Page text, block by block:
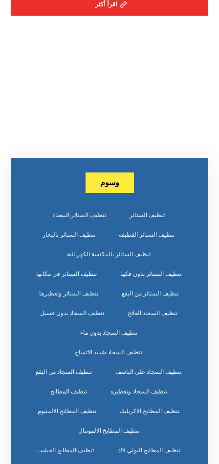
اقرأ أكثر
وسوم
تنظيف الستائر تنظيف الستائر البيضاء
تنظيف الستائر القطيفه تنظيف الستائر بالبخار
تنظيف الستائر بالمكنسة الكهربائية
تنظيف الستائر بدون فكها تنظيف الستائر في مكانها
تنظيف الستائر من البقع تنظيف الستائر وتعطيرها
تنظيف السجاد الفاتح تنظيف السجاد بدون غسيل
تنظيف السجاد بدون ماء
تنظيف السجاد شديد الاتساخ
تنظيف السجاد على الناشف تنظيف السجاد من البقع
تنظيف السجاد وتعطيره تنظيف المطابخ
تنظيف المطابخ الاكريليك تنظيف المطابخ الالمنيوم
تنظيف المطابخ الالمونتال
تنظيف المطابخ البولي لاك تنظيف المطابخ الخشب